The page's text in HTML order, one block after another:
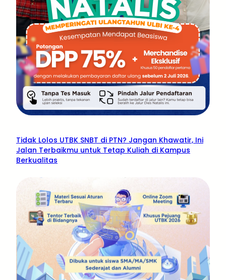
Tidak Lolos UTBK SNBT di PTN? Jangan Khawatir, Ini
Jalan Terbaikmu untuk Tetap Kuliah di Kampus
Berkualitas